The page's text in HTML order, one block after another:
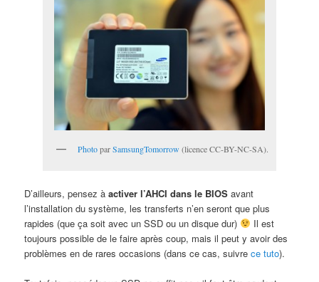
PhotoparSamsungTomorrow (licence CC-BY-NC-SA).
D’ailleurs, pensez àactiver l’AHCI dans le BIOS avant
l’installation du système, les transferts n’en seront que plus
rapides (que ça soit avec un SSD ou un disque dur)
Il est
toujours possible de le faire après coup, mais il peut y avoir des
problèmes en de rares occasions (dans ce cas, suivrece tuto).